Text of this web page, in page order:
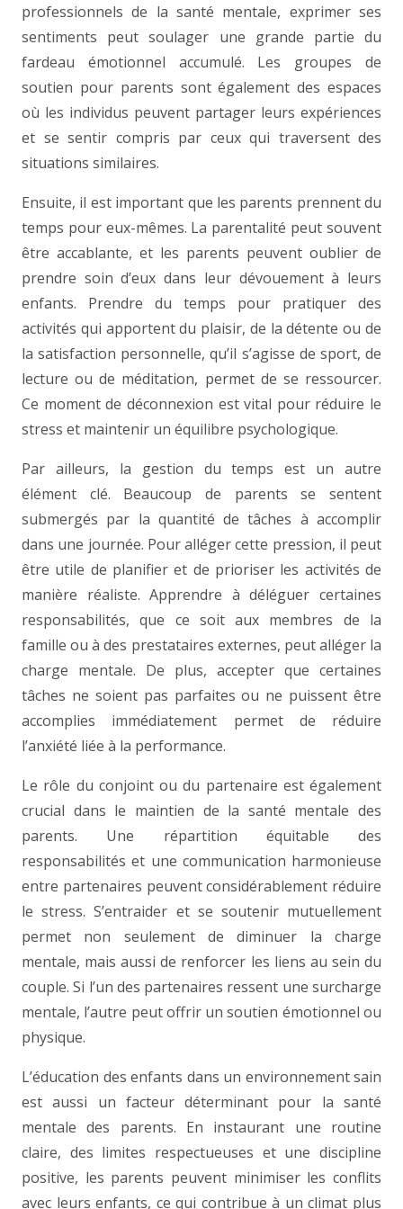
professionnels de la santé mentale, exprimer ses
sentiments peut soulager une grande partie du
fardeau émotionnel accumulé. Les groupes de
soutien pour parents sont également des espaces
où les individus peuvent partager leurs expériences
et se sentir compris par ceux qui traversent des
situations similaires.
Ensuite, il est important que les parents prennent du
temps pour eux-mêmes. La parentalité peut souvent
être accablante, et les parents peuvent oublier de
prendre soin d’eux dans leur dévouement à leurs
enfants. Prendre du temps pour pratiquer des
activités qui apportent du plaisir, de la détente ou de
la satisfaction personnelle, qu’il s’agisse de sport, de
lecture ou de méditation, permet de se ressourcer.
Ce moment de déconnexion est vital pour réduire le
stress et maintenir un équilibre psychologique.
Par ailleurs, la gestion du temps est un autre
élément clé. Beaucoup de parents se sentent
submergés par la quantité de tâches à accomplir
dans une journée. Pour alléger cette pression, il peut
être utile de planifier et de prioriser les activités de
manière réaliste. Apprendre à déléguer certaines
responsabilités, que ce soit aux membres de la
famille ou à des prestataires externes, peut alléger la
charge mentale. De plus, accepter que certaines
tâches ne soient pas parfaites ou ne puissent être
accomplies immédiatement permet de réduire
l’anxiété liée à la performance.
Le rôle du conjoint ou du partenaire est également
crucial dans le maintien de la santé mentale des
parents. Une répartition équitable des
responsabilités et une communication harmonieuse
entre partenaires peuvent considérablement réduire
le stress. S’entraider et se soutenir mutuellement
permet non seulement de diminuer la charge
mentale, mais aussi de renforcer les liens au sein du
couple. Si l’un des partenaires ressent une surcharge
mentale, l’autre peut offrir un soutien émotionnel ou
physique.
L’éducation des enfants dans un environnement sain
est aussi un facteur déterminant pour la santé
mentale des parents. En instaurant une routine
claire, des limites respectueuses et une discipline
positive, les parents peuvent minimiser les conflits
avec leurs enfants, ce qui contribue à un climat plus